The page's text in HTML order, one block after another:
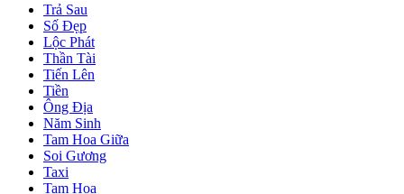
Trả Sau
Số Đẹp
Lộc Phát
Thần Tài
Tiến Lên
Tiền
Ông Địa
Năm Sinh
Tam Hoa Giữa
Soi Gương
Taxi
Tam Hoa